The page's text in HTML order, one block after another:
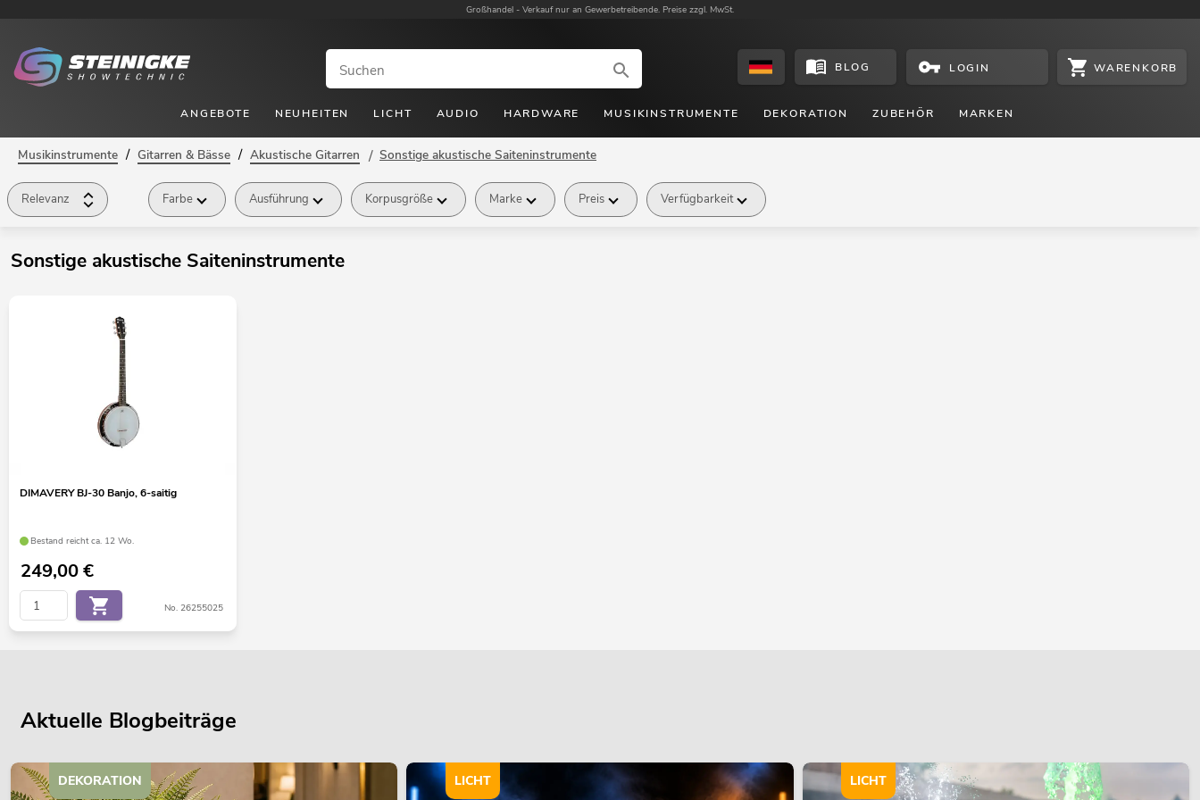
Großhandel - Verkauf nur an Gewerbetreibende. Preise zzgl. MwSt.
BLOG LOGIN WARENKORB
ANGEBOTE NEUHEITEN LICHT AUDIO HARDWARE MUSIKINSTRUMENTE DEKORATION ZUBEHÖR MARKEN
Musikinstrumente / Gitarren & Bässe / Akustische Gitarren / Sonstige akustische Saiteninstrumente
Relevanz Farbe Ausführung Korpusgröße Marke Preis Verfügbarkeit
Sonstige akustische Saiteninstrumente
DIMAVERY BJ-30 Banjo, 6-saitig
Bestand reicht ca. 12 Wo.
249,00€
No. 26255025
Aktuelle Blogbeiträge
DEKORATION LICHT LICHT